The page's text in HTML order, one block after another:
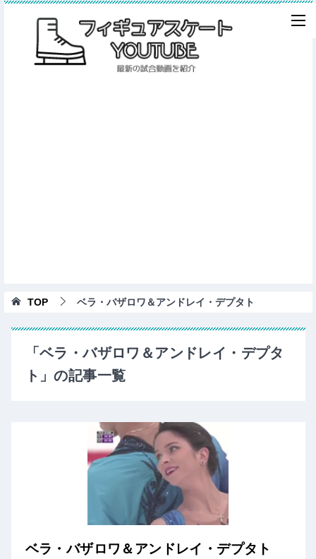
TOP ベラ・バザロワ＆アンドレイ・デプタト
「ベラ・バザロワ＆アンドレイ・デプタ
ト」の記事一覧
ベラ・バザロワ＆アンドレイ・デプタト